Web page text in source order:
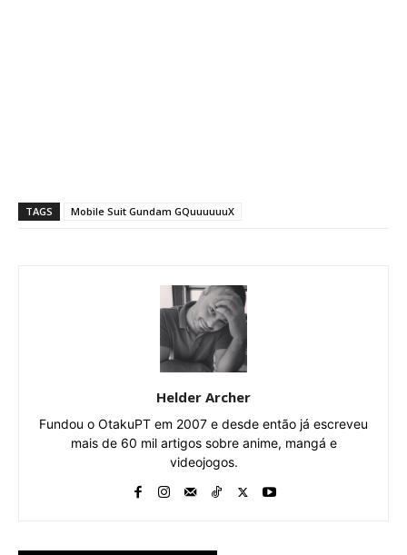
TAGS Mobile Suit Gundam GQuuuuuuX
Helder Archer
Fundou o OtakuPT em 2007 e desde então já escreveu
mais de 60 mil artigos sobre anime, mangá e
videojogos.